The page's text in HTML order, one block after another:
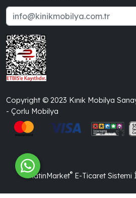
Copyright © 2023 Kınık Mobilya
- Çorlu Mobilya
PlatinMarket® E-Ticaret Sistemi